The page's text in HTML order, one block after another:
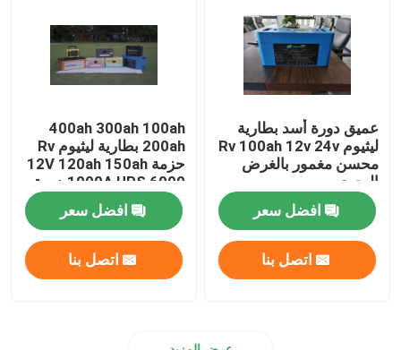
عميق دورة أسد بطارية
ليثيوم Rv 100ah 12v 24v
محسن مغمور بالغرض
البحري
افضل سعر
اتصل بنا
400ah 300ah 100ah
200ah بطارية ليثيوم Rv
حزمة 12V 120ah 150ah
1000A UPS 6000 دورة
الحياة
افضل سعر
اتصل بنا